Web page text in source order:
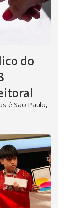
do
é São Paulo,